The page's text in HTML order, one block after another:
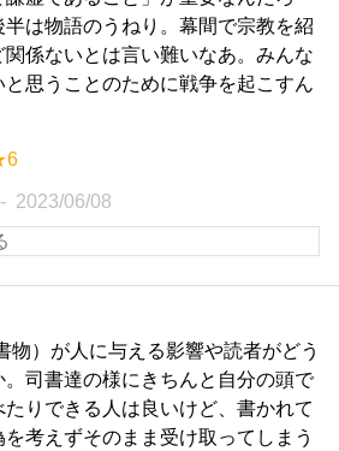
半は物語のうねり。幕間で宗教を紹
係ないとは言い難いなあ。みんな
と思うことのために戦争を起こすん
2023/06/08
物）が人に与える影響や読者がどう
。司書達の様にきちんと自分の頭で
りできる人は良いけど、書かれて
考えずそのまま受け取ってしまう